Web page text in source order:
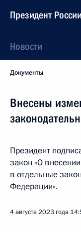
Президент России
Новости
Документы
Внесены
Президент
закон «О
в отдельные
Федерации».
4 августа 2023 года